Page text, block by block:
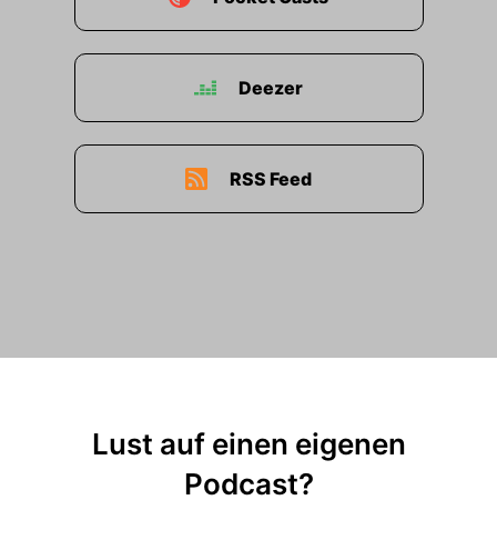
Deezer
RSS Feed
Lust auf einen eigenen
Podcast?